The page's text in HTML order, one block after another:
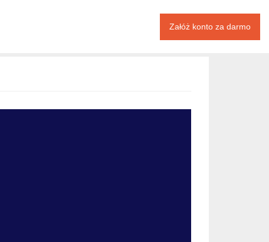
Załóż konto za darmo